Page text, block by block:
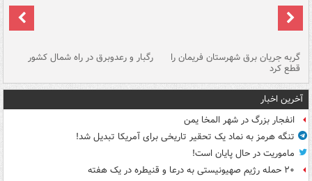
گربه جریان برق شهرستان فریمان را
قطع کرد
رگبار و رعدوبرق در راه شمال کشور
آخرین اخبار
انفجار بزرگ در شهر المخا یمن
تنگه هرمز به نماد یک تحقیر تاریخی برای آمریکا تبدیل شد!
ماموریت در حال پایان است!
۲۰ حمله رژیم صهیونیستی به درعا و قنیطره در یک هفته